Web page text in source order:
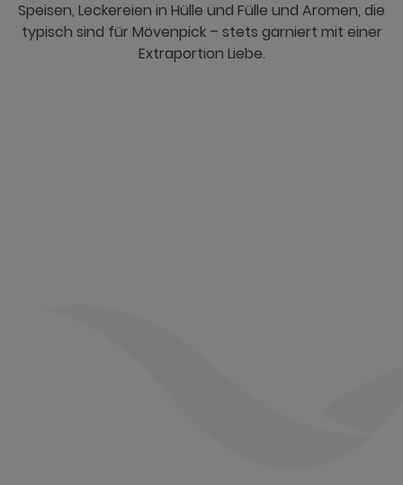
Speisen, Leckereien in Hülle und Fülle und Aromen, die
typisch sind für Mövenpick – stets garniert mit einer
Extraportion Liebe.